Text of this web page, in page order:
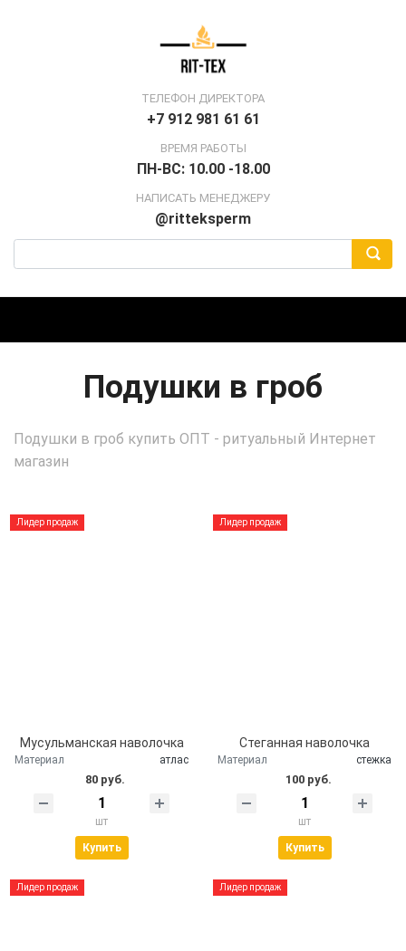
ТЕЛЕФОН ДИРЕКТОРА
+7 912 981 61 61
ВРЕМЯ РАБОТЫ
ПН-ВС: 10.00 -18.00
НАПИСАТЬ МЕНЕДЖЕРУ
@ritteksperm
Подушки в гроб
Подушки в гроб купить ОПТ - ритуальный Интернет
магазин
Лидер продаж
Мусульманская наволочка
Материал атлас
80 руб.
шт
Купить
Лидер продаж
Стеганная наволочка
Материал стежка
100 руб.
шт
Купить
Лидер продаж Лидер продаж